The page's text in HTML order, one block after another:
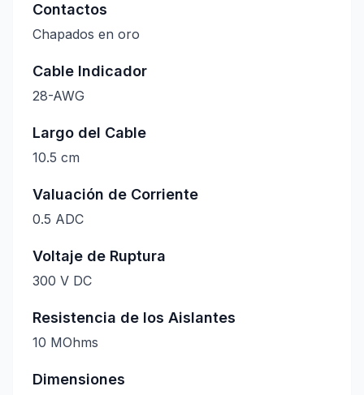
Contactos
Chapados en oro
Cable Indicador
28-AWG
Largo del Cable
10.5 cm
Valuación de Corriente
0.5 ADC
Voltaje de Ruptura
300 V DC
Resistencia de los Aislantes
10 MOhms
Dimensiones